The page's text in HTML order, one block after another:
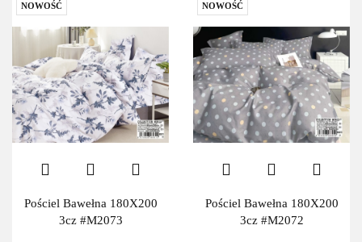
NOWOŚĆ
Pościel Bawełna 180X200
3cz #M2073
NOWOŚĆ
Pościel Bawełna 180X200
3cz #M2072